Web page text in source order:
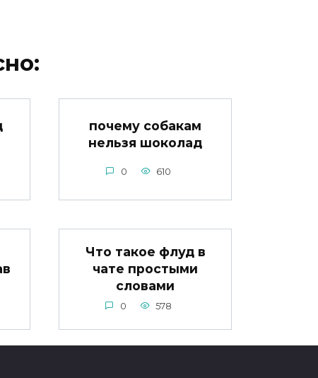
почему собакам
нельзя шоколад
0 610
Что такое флуд в
чате простыми
словами
0 578